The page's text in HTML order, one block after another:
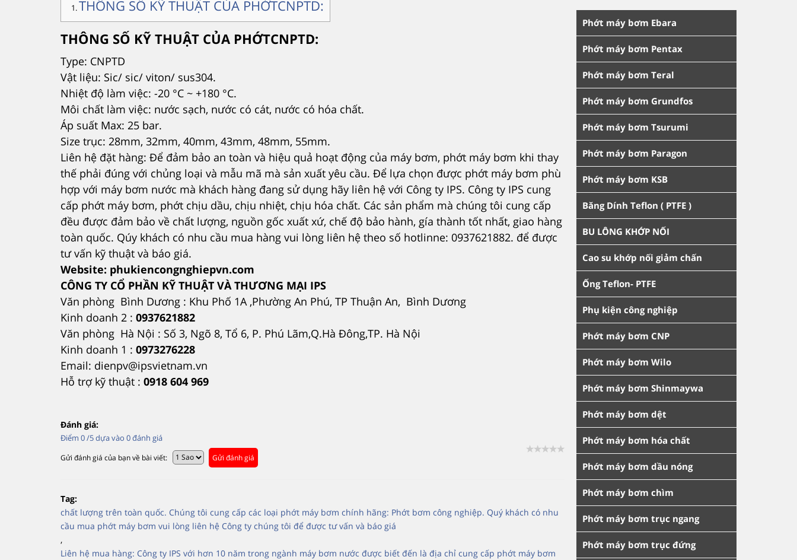
THÔNG SỐ KỸ THUẬT CỦA PHỚTCNPTD:
THÔNG SỐ KỸ THUẬT CỦA PHỚTCNPTD:
Type: CNPTD
Vật liệu: Sic/ sic/ viton/ sus304.
Nhiệt độ làm việc: -20 °C ~ +180 °C.
Môi chất làm việc: nước sạch, nước có cát, nước có hóa chất.
Áp suất Max: 25 bar.
Size trục: 28mm, 32mm, 40mm, 43mm, 48mm, 55mm.
Liên hệ đặt hàng: Để đảm bảo an toàn và hiệu quả hoạt động của máy bơm, phớt máy bơm khi thay
thế phải đúng với chủng loại và mẫu mã mà sản xuất yêu cầu. Để lựa chọn được phớt máy bơm phù
hợp với máy bơm nước mà khách hàng đang sử dụng hãy liên hệ với Công ty IPS. Công ty IPS cung
cấp phớt máy bơm, phớt chịu dầu, chịu nhiệt, chịu hóa chất. Các sản phẩm mà chúng tôi cung cấp
đều được đảm bảo về chất lượng, nguồn gốc xuất xứ, chế độ bảo hành, gía thành tốt nhất, giao hàng
toàn quốc. Qúy khách có nhu cầu mua hàng vui lòng liên hệ theo số hotlinne: 0937621882. để được
tư vấn kỹ thuật và báo giá.
Website: phukiencongnghiepvn.com
CÔNG TY CỔ PHẦN KỸ THUẬT VÀ THƯƠNG MẠI IPS
Văn phòng Bình Dương : Khu Phố 1A ,Phường An Phú, TP Thuận An, Bình Dương
Kinh doanh 2 : 0937621882
Văn phòng Hà Nội : Số 3, Ngõ 8, Tổ 6, P. Phú Lãm,Q.Hà Đông,TP. Hà Nội
Kinh doanh 1 : 0973276228
Email: dienpv@ipsvietnam.vn
Hỗ trợ kỹ thuật : 0918 604 969
Đánh giá:
Điểm 0/5 dựa vào 0đánh giá
Gửi đánh giá của bạn về bài viết: Gửi đánh giá
Tag:
chất lượng trên toàn quốc. Chúng tôi cung cấp các loại phớt máy bơm chính hãng: Phớt bơm công nghiệp. Quý khách có nhu
cầu mua phớt máy bơm vui lòng liên hệ Công ty chúng tôi để được tư vấn và báo giá
,
Liên hệ mua hàng: Công ty IPS với hơn 10 năm trong ngành máy bơm nước được biết đến là địa chỉ cung cấp phớt máy bơm
Phớt máy bơm Ebara
Phớt máy bơm Pentax
Phớt máy bơm Teral
Phớt máy bơm Grundfos
Phớt máy bơm Tsurumi
Phớt máy bơm Paragon
Phớt máy bơm KSB
Băng Dính Teflon ( PTFE )
BU LÔNG KHỚP NỐI
Cao su khớp nối giảm chấn
Ống Teflon- PTFE
Phụ kiện công nghiệp
Phớt máy bơm CNP
Phớt máy bơm Wilo
Phớt máy bơm Shinmaywa
Phớt máy bơm dệt
Phớt máy bơm hóa chất
Phớt máy bơm dầu nóng
Phớt máy bơm chìm
Phớt máy bơm trục ngang
Phớt máy bơm trục đứng